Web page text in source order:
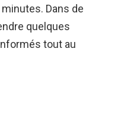
Dans de
quelques
tout au